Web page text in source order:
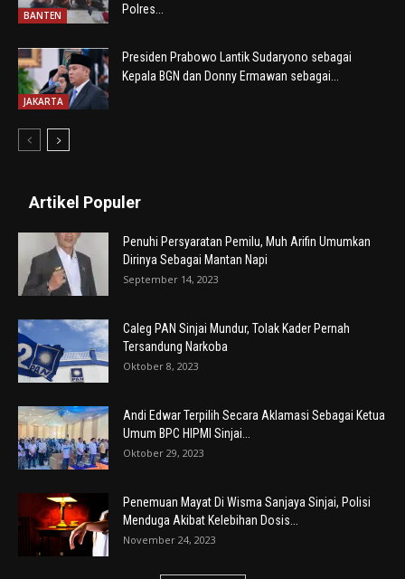
BANTEN
Polres...
JAKARTA
Presiden Prabowo Lantik Sudaryono sebagai
Kepala BGN dan Donny Ermawan sebagai...
Artikel Populer
Penuhi Persyaratan Pemilu, Muh Arifin Umumkan
Dirinya Sebagai Mantan Napi
September 14, 2023
Caleg PAN Sinjai Mundur, Tolak Kader Pernah
Tersandung Narkoba
Oktober 8, 2023
Andi Edwar Terpilih Secara Aklamasi Sebagai Ketua
Umum BPC HIPMI Sinjai...
Oktober 29, 2023
Penemuan Mayat Di Wisma Sanjaya Sinjai, Polisi
Menduga Akibat Kelebihan Dosis...
November 24, 2023